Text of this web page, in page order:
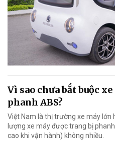
Vì sao chưa bắt buộc
phanh ABS?
Việt Nam là thị trường xe máy lớn
lượng xe máy được trang bị
cao khi vận hành) không nhiều.